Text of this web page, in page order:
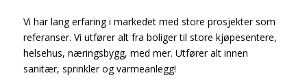
Vi har lang erfaring i markedet med store prosjekter som
referanser. Vi utfører alt fra boliger til store kjøpesentere,
helsehus, næringsbygg, med mer. Utfører alt innen
sanitær, sprinkler og varmeanlegg!